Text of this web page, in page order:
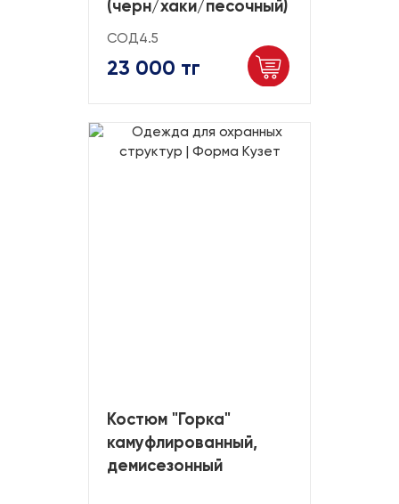
(черн/хаки/песочный)
СОД4.5
23 000 тг
Костюм "Горка"
камуфлированный,
демисезонный